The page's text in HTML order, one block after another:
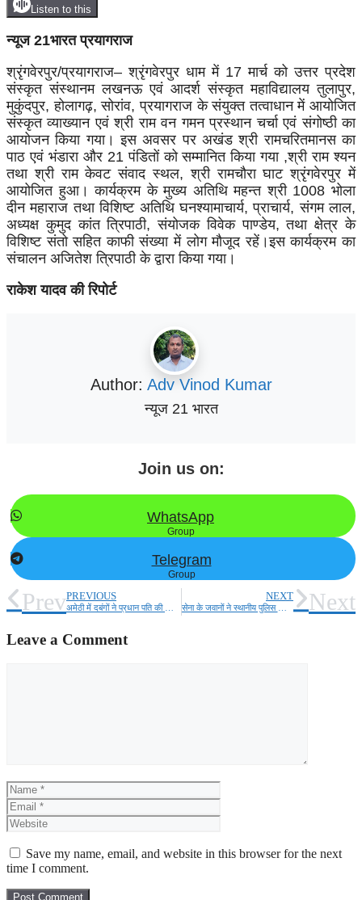
Listen to this
न्यूज 21भारत प्रयागराज
श्रृंगवेरपुर/प्रयागराज– श्रृंगवेरपुर धाम में 17 मार्च को उत्तर प्रदेश
संस्कृत संस्थानम लखनऊ एवं आदर्श संस्कृत महाविद्यालय तुलापुर,
मुकुंदपुर, होलागढ़, सोरांव, प्रयागराज के संयुक्त तत्वाधान में आयोजित
संस्कृत व्याख्यान एवं श्री राम वन गमन प्रस्थान चर्चा एवं संगोष्ठी का
आयोजन किया गया। इस अवसर पर अखंड श्री रामचरितमानस का
पाठ एवं भंडारा और 21 पंडितों को सम्मानित किया गया ,श्री राम श्यन
तथा श्री राम केवट संवाद स्थल, श्री रामचौरा घाट श्रृंगवेरपुर में
आयोजित हुआ। कार्यक्रम के मुख्य अतिथि महन्त श्री 1008 भोला
दीन महाराज तथा विशिष्ट अतिथि घनश्यामाचार्य, प्राचार्य, संगम लाल,
अध्यक्ष कुमुद कांत त्रिपाठी, संयोजक विवेक पाण्डेय, तथा क्षेत्र के
विशिष्ट संतो सहित काफी संख्या में लोग मौजूद रहें।इस कार्यक्रम का
संचालन अजितेश त्रिपाठी के द्वारा किया गया।
राकेश यादव की रिपोर्ट
Author: Adv Vinod Kumar
न्यूज 21 भारत
Join us on:
WhatsApp
Group
Telegram
Group
PrevPREVIOUS NEXT Next
Leave a Comment
Name
Save my name, email, and website in this browser for the next
time I comment.